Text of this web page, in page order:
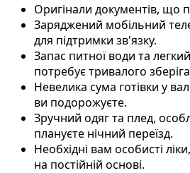
Оригінали документів, що
Заряджений мобільний
для підтримки зв'язку.
Запас питної води та
потребує тривалого
Невелика сума готівки у
ви подорожуєте.
Зручний одяг та плед,
плануєте нічний переїзд.
Необхідні вам особисті
на постійній основі.